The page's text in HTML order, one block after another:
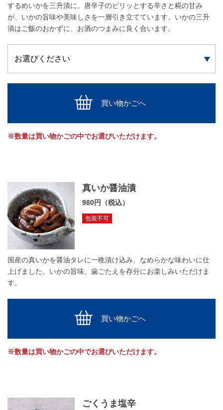
するめいかを三升漬に。唐辛子のピリッとする辛さと糀の甘み
が、いかの旨味や美味しさを一層引き立てています。いかの三升
漬はご飯のおかずに、お酒のつまみに良く合います。
買い物かごへ
※数量は買い物かごの中でお選びいただけます。
真いか醤油漬
980円（税込）
包装不可
国産の真いかを醤油タレに一晩漬け込み、なめらかな味わいに仕
上げました。いかの旨味、歯ごたえを存分にお楽しみいただけま
す。
買い物かごへ
※数量は買い物かごの中でお選びいただけます。
ごくうま塩辛